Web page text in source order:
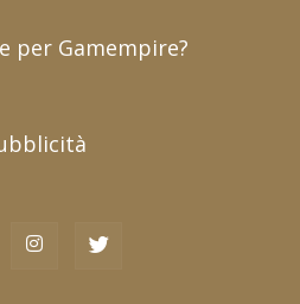
per Gamempire?